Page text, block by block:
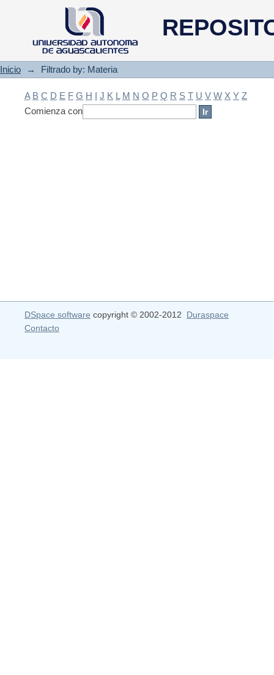
Filtrado by: Materia
Inicio → Filtrado by: Materia
A B C D E F G H I J K L M N O P Q R S T U V W X Y Z
Comienza con
DSpace software copyright © 2002-2012 Duraspace
Contacto